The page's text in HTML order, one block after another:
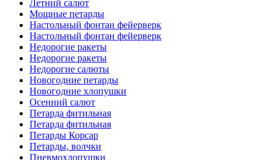
Летний салют
Мощные петарды
Настольный фонтан фейерверк
Настольный фонтан фейерверк
Недорогие ракеты
Недорогие ракеты
Недорогие салюты
Новогодние петарды
Новогодние хлопушки
Осенний салют
Петарда фитильная
Петарда фитильная
Петарды Корсар
Петарды, волчки
Пневмохлопушки